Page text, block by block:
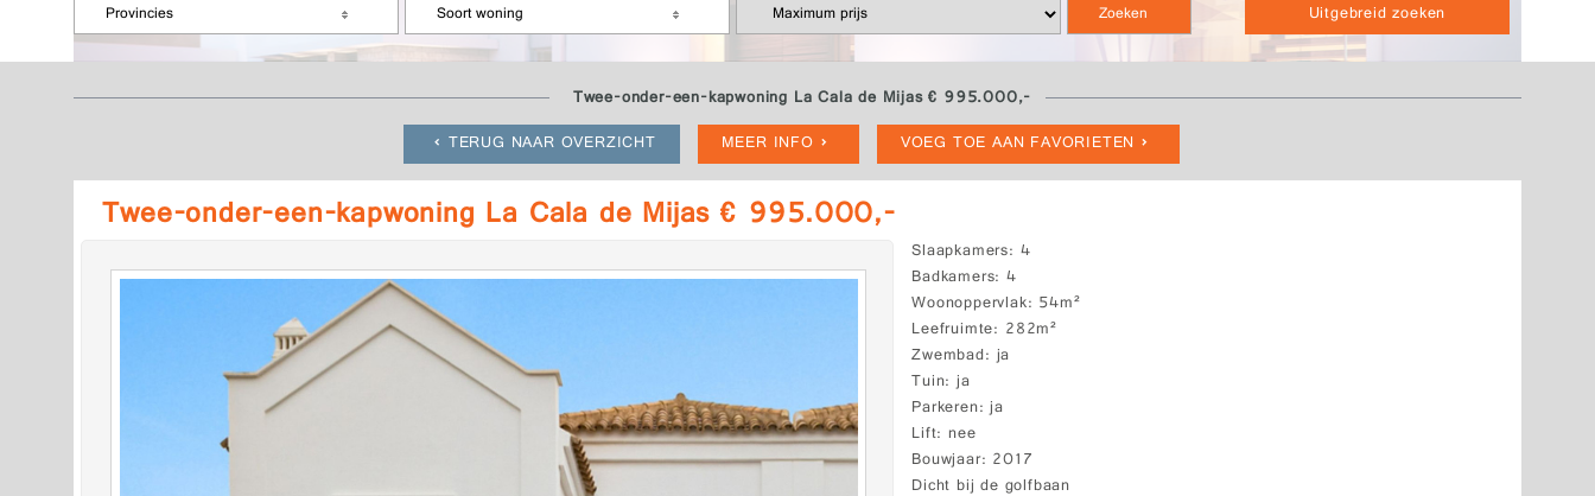
Uitgebreid zoeken
Provincies Soort woning
Twee-onder-een-kapwoning La Cala de Mijas € 995.000,-
TERUG NAAR OVERZICHT
MEER INFO VOEG TOE AAN FAVORIETEN
Twee-onder-een-kapwoning La Cala de Mijas € 995.000,-
Slaapkamers 4
Badkamers 4
Woonoppervlak 54m²
Leefruimte 282m²
Zwembad ja
Tuin ja
Parkeren ja
Lift nee
Bouwjaar 2017
Dicht bij de golfbaan